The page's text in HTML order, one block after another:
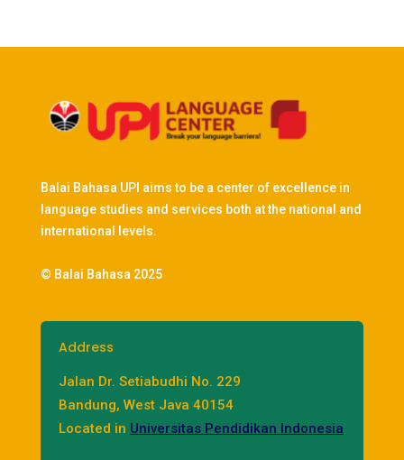
Balai Bahasa UPI aims to be a center of excellence in
language studies and services both at the national and
international levels.
© Balai Bahasa 2025
Address
Jalan Dr. Setiabudhi No. 229
Bandung, West Java 40154
Located in Universitas Pendidikan Indonesia